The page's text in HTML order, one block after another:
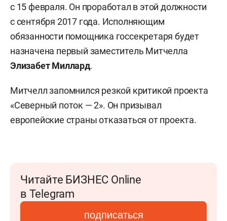
с 15 февраля. Он проработал в этой должности
с сентября 2017 года. Исполняющим
обязанности помощника госсекретаря будет
назначена первый заместитель Митчелла
Элизабет Миллард.
Митчелл запомнился резкой критикой проекта
«Северный поток — 2». Он призывал
европейские страны отказаться от проекта.
Читайте БИЗНЕС Online
в Telegram
подписаться